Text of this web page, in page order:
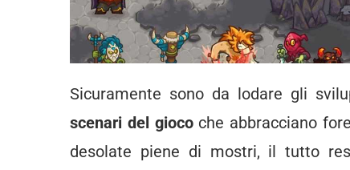
Sicuramente sono da lodare gli
scenari del giocoche abbracciano
desolate piene di mostri, il tutto